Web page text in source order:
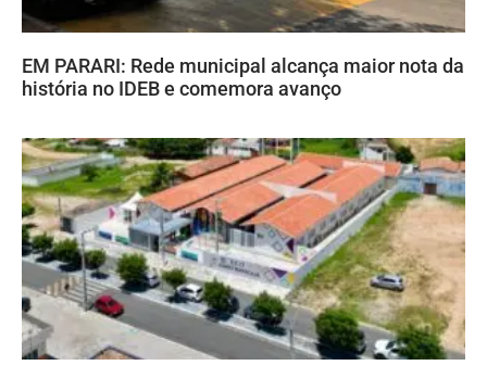
EM PARARI: Rede municipal alcança maior nota da
história no IDEB e comemora avanço